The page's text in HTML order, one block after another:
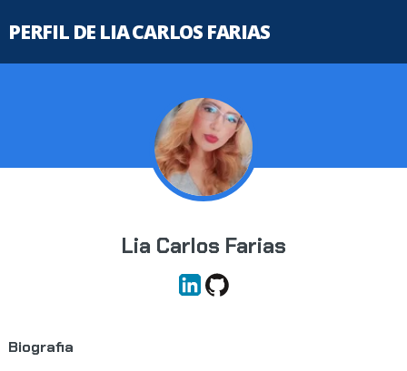
PERFIL DE LIA CARLOS FARIAS
Lia Carlos Farias
Biografia